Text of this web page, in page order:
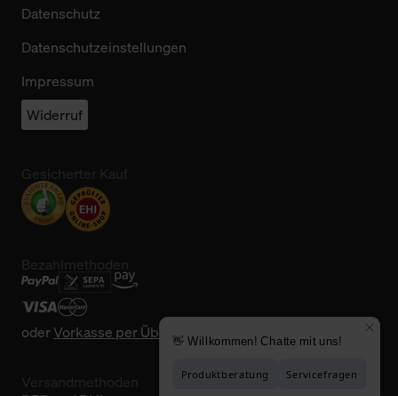
Datenschutz
Datenschutzeinstellungen
Impressum
Widerruf
oderVorkasse per Überweisung